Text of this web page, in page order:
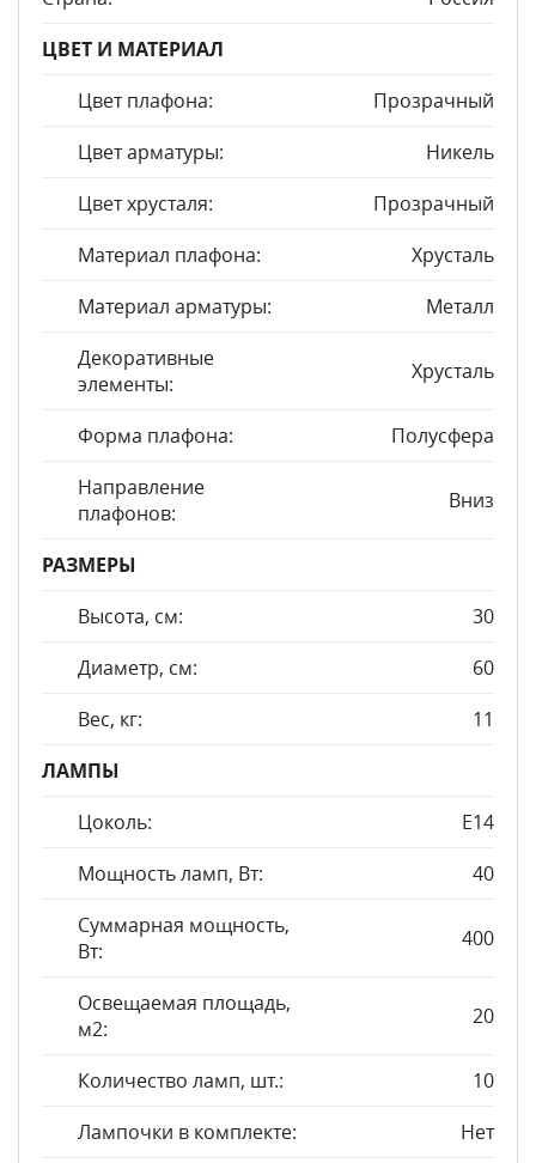
ЦВЕТ И МАТЕРИАЛ
Цвет плафона:
Прозрачный
Цвет арматуры:
Никель
Цвет хрусталя:
Прозрачный
Материал плафона:
Хрусталь
Материал арматуры:
Металл
Декоративные
элементы:
Хрусталь
Форма плафона:
Полусфера
Направление
плафонов:
Вниз
РАЗМЕРЫ
Высота, см:
30
Диаметр, см:
60
Вес, кг:
11
ЛАМПЫ
Цоколь:
E14
Мощность ламп, Вт:
40
Суммарная мощность,
Вт:
400
Освещаемая площадь,
м2:
20
Количество ламп, шт.:
10
Лампочки в комплекте:
Нет